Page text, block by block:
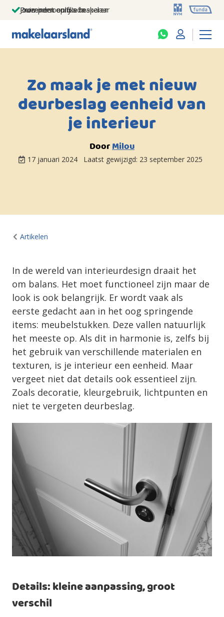
Jouw persoonlijke makelaar
Duizenden euro's besparen
Prominent op funda
Zo maak je met nieuw
deurbeslag eenheid van
je interieur
DoorMilou
17 januari 2024 Laatst gewijzigd: 23 september 2025
Artikelen
In de wereld van interieurdesign draait het
om balans. Het moet functioneel zijn maar de
look is ook belangrijk. Er wordt vaak als
eerste gedacht aan in het oog springende
items: meubelstukken. Deze vallen natuurlijk
het meeste op. Als dit in harmonie is, zelfs bij
het gebruik van verschillende materialen en
texturen, is je interieur een eenheid. Maar
vergeet niet dat details ook essentieel zijn.
Zoals decoratie, kleurgebruik, lichtpunten en
niet te vergeten deurbeslag.
Details: kleine aanpassing, groot
verschil